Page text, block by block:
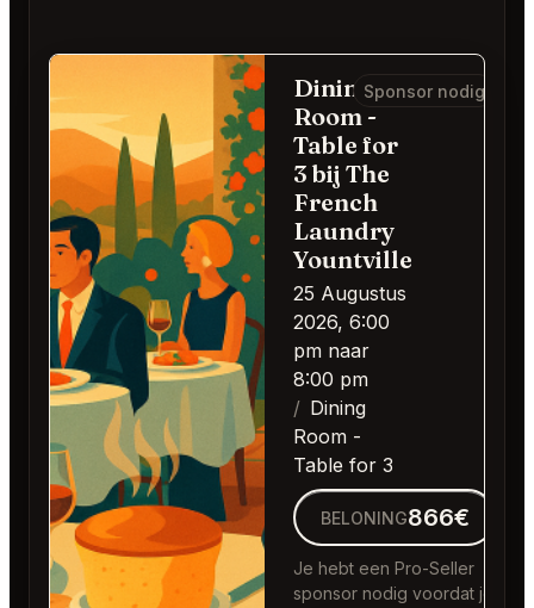
Dining
Room -
Table for
3 bij The
French
Laundry
Yountville
25 Augustus
2026, 6:00
pm naar
8:00 pm
Dining
Room -
Table for 3
Sponsor nodig
BELONING866€
Je hebt een Pro-Seller
sponsor nodig voordat je